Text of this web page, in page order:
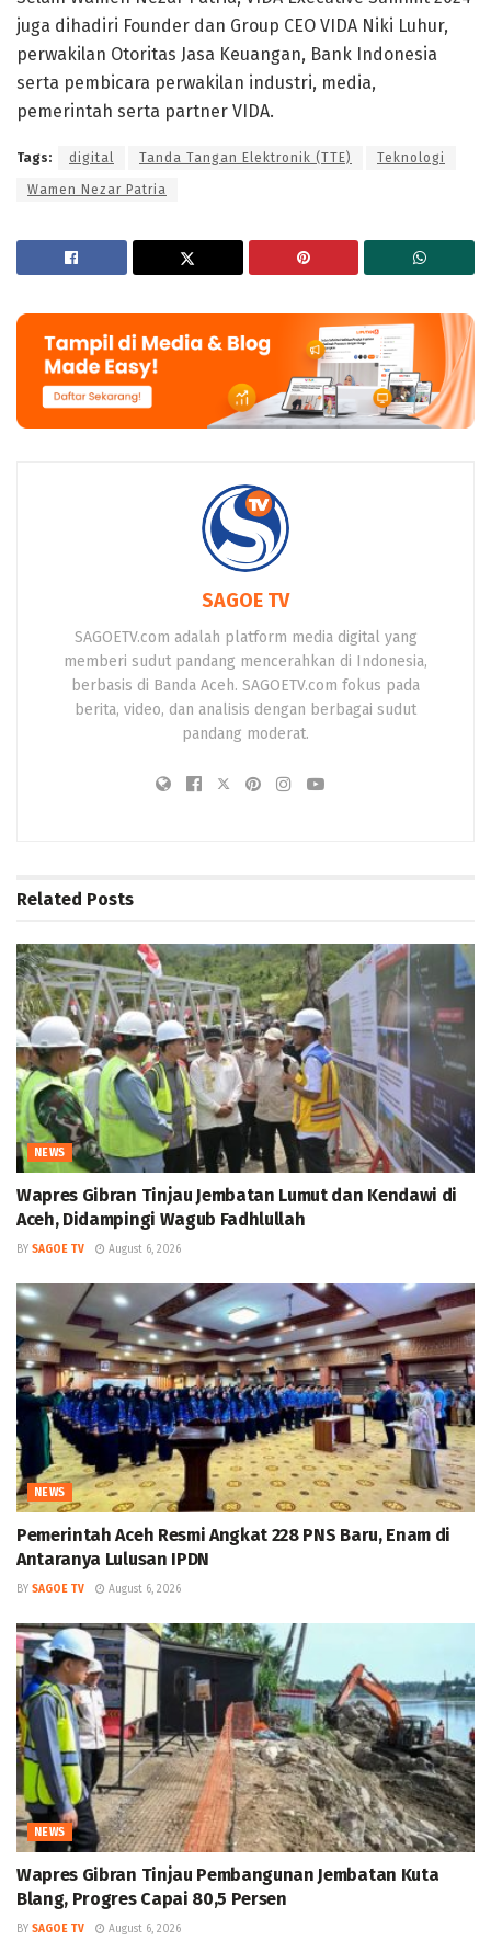
juga dihadiri Founder dan Group CEO VIDA Niki Luhur,
perwakilan Otoritas Jasa Keuangan, Bank Indonesia
serta pembicara perwakilan industri, media,
pemerintah serta partner VIDA.
Tags: digital Tanda Tangan Elektronik (TTE) Teknologi
Wamen Nezar Patria
SAGOE TV
SAGOETV.com adalah platform media digital yang
memberi sudut pandang mencerahkan di Indonesia,
berbasis di Banda Aceh. SAGOETV.com fokus pada
berita, video, dan analisis dengan berbagai sudut
pandang moderat.
Related Posts
NEWS
Wapres Gibran Tinjau Jembatan Lumut dan Kendawi di
Aceh, Didampingi Wagub Fadhlullah
BY SAGOE TV August 6, 2026
NEWS
Pemerintah Aceh Resmi Angkat 228 PNS Baru, Enam di
Antaranya Lulusan IPDN
BY SAGOE TV August 6, 2026
NEWS
Wapres Gibran Tinjau Pembangunan Jembatan Kuta
Blang, Progres Capai 80,5 Persen
BY SAGOE TV August 6, 2026